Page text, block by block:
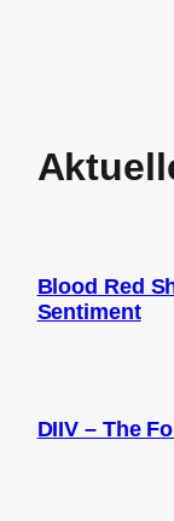
Blood Red
Sentiment
DIIV – The